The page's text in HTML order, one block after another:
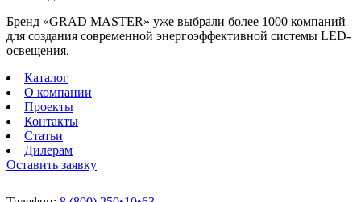
Бренд «GRAD MASTER» уже выбрали более 1000 компаний
для создания современной энергоэффективной системы LED-
освещения.
Каталог
О компании
Проекты
Контакты
Статьи
Дилерам
Оставить заявку